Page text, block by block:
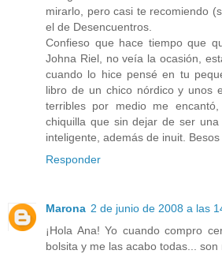
mirarlo, pero casi te recomiendo
el de Desencuentros.
Confieso que hace tiempo que
Johna Riel, no veía la ocasión,
cuando lo hice pensé en tu
libro de un chico nórdico y unos
terribles por medio me
chiquilla que sin dejar de ser
inteligente, además de inuit. Besos
Responder
Marona 2 de junio de 2008 a las
¡Hola Ana! Yo cuando compro
bolsita y me las acabo todas... son